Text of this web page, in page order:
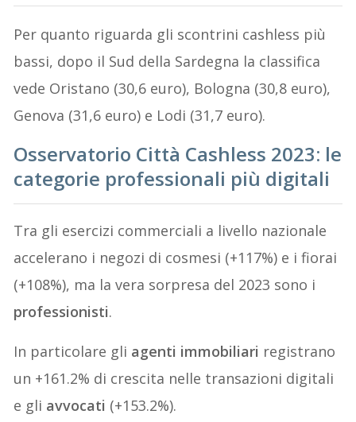
Per quanto riguarda gli scontrini cashless più
bassi, dopo il Sud della Sardegna la classifica
vede Oristano (30,6 euro), Bologna (30,8 euro),
Genova (31,6 euro) e Lodi (31,7 euro).
Osservatorio Città Cashless 2023: le
categorie professionali più digitali
Tra gli esercizi commerciali a livello nazionale
accelerano i negozi di cosmesi (+117%) e i fiorai
(+108%), ma la vera sorpresa del 2023 sono i
professionisti.
In particolare gli agenti immobiliari registrano
un +161.2% di crescita nelle transazioni digitali
e gli avvocati (+153.2%).